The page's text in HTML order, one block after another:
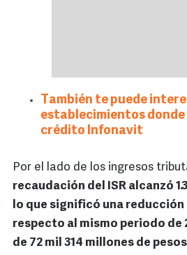
También te puede
establecimientos
crédito Infonavit
Por el lado de los ingresos
recaudación del ISR alcanzó
lo que significó una reducción
respecto al mismo periodo de
de 72 mil 314 millones de